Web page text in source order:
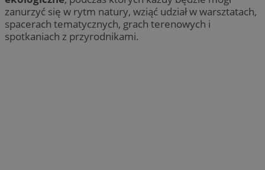
zanurzyć się w rytm natury, wziąć udział w warsztatach,
spacerach tematycznych, grach terenowych i
spotkaniach z przyrodnikami.